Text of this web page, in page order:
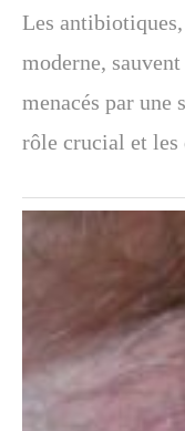
Les
moderne,
menacés par
rôle crucial et